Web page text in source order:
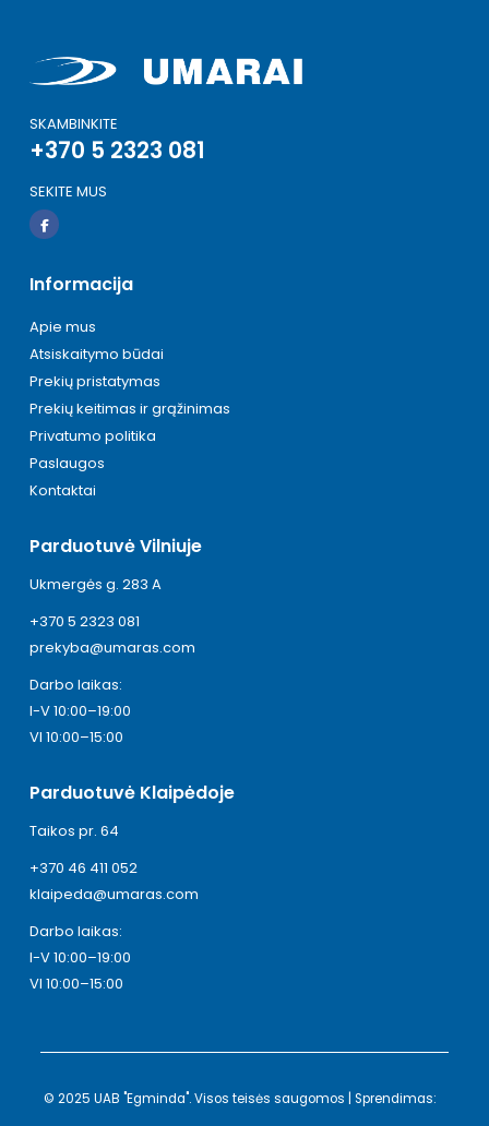
SKAMBINKITE
+370 5 2323 081
SEKITE MUS
Informacija
Apie mus
Atsiskaitymo būdai
Prekių pristatymas
Prekių keitimas ir grąžinimas
Privatumo politika
Paslaugos
Kontaktai
Parduotuvė Vilniuje
Ukmergės g. 283 A
+370 5 2323 081
prekyba@umaras.com
Darbo laikas:
I-V 10:00–19:00
VI 10:00–15:00
Parduotuvė Klaipėdoje
Taikos pr. 64
+370 46 411 052
klaipeda@umaras.com
Darbo laikas:
I-V 10:00–19:00
VI 10:00–15:00
© 2025 UAB "Egminda". Visos teisės saugomos | Sprendimas: